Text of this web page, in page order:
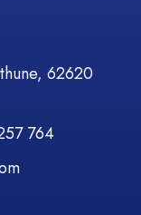
62620
764